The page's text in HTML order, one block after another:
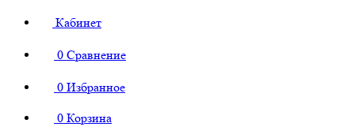
Кабинет
0 Сравнение
0 Избранное
0 Корзина